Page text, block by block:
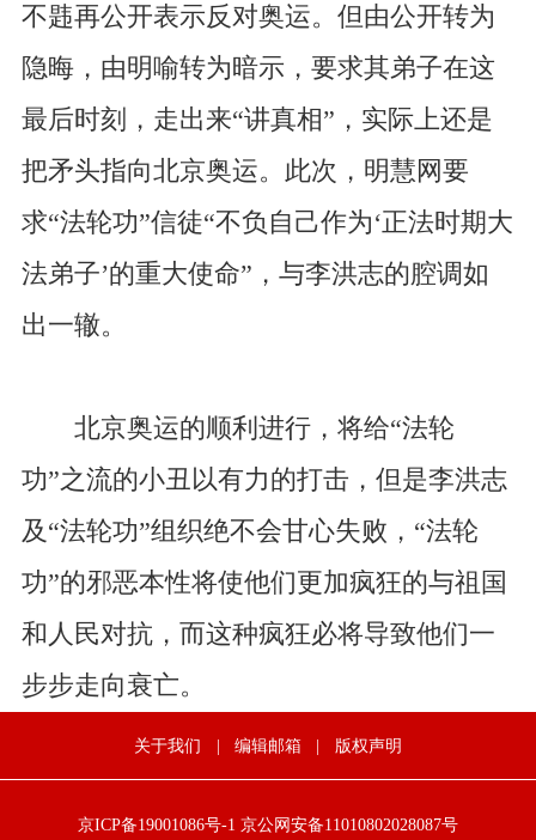
不韪再公开表示反对奥运。但由公开转为
隐晦，由明喻转为暗示，要求其弟子在这
最后时刻，走出来“讲真相”，实际上还是
把矛头指向北京奥运。此次，明慧网要
求“法轮功”信徒“不负自己作为‘正法时期大
法弟子’的重大使命”，与李洪志的腔调如
出一辙。
北京奥运的顺利进行，将给“法轮
功”之流的小丑以有力的打击，但是李洪志
及“法轮功”组织绝不会甘心失败，“法轮
功”的邪恶本性将使他们更加疯狂的与祖国
和人民对抗，而这种疯狂必将导致他们一
步步走向衰亡。
关于我们 | 编辑邮箱 | 版权声明
京ICP备19001086号-1 京公网安备11010802028087号